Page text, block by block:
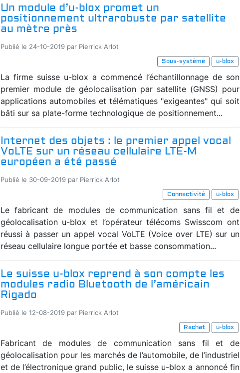
Un module d’u-blox promet un
positionnement ultrarobuste par satellite
au mètre près
Publié le 24-10-2019 par Pierrick Arlot
Sous-système
u-blox
La firme suisse u-blox a commencé l’échantillonnage de son
premier module de géolocalisation par satellite (GNSS) pour
applications automobiles et télématiques "exigeantes" qui soit
bâti sur sa plate-forme technologique de positionnement...
Internet des objets : le premier appel vocal
VoLTE sur un réseau cellulaire LTE-M
européen a été passé
Publié le 30-09-2019 par Pierrick Arlot
Connectivité
u-blox
Le fabricant de modules de communication sans fil et de
géolocalisation u-blox et l’opérateur télécoms Swisscom ont
réussi à passer un appel vocal VoLTE (Voice over LTE) sur un
réseau cellulaire longue portée et basse consommation...
Le suisse u-blox reprend à son compte les
modules radio Bluetooth de l’américain
Rigado
Publié le 12-08-2019 par Pierrick Arlot
Rachat
u-blox
Fabricant de modules de communication sans fil et de
géolocalisation pour les marchés de l’automobile, de l’industriel
et de l’électronique grand public, le suisse u-blox a annoncé fin